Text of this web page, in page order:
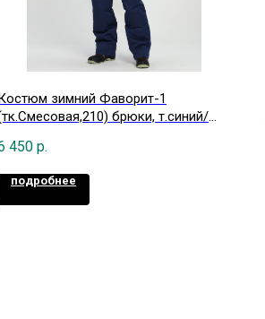
зимний Фаворит-1
брюки, т.синий/
450 р.
подробнее